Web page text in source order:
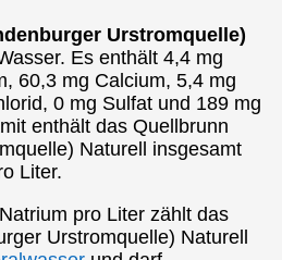
Urstromquelle)
Es enthält 4,4 mg
60,3 mg Calcium, 5,4 mg
0 mg Sulfat und 189 mg
enthält das Quellbrunn
Naturell insgesamt
Liter.
pro Liter zählt das
Urstromquelle) Naturell